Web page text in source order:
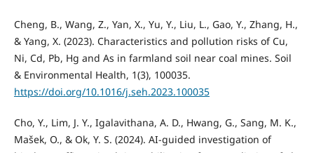
Cheng, B., Wang, Z., Yan, X., Yu, Y., Liu, L., Gao, Y., Zhang, H.,
& Yang, X. (2023). Characteristics and pollution risks of Cu,
Ni, Cd, Pb, Hg and As in farmland soil near coal mines. Soil
& Environmental Health, 1(3), 100035.
https://doi.org/10.1016/j.seh.2023.100035
Cho, Y., Lim, J. Y., Igalavithana, A. D., Hwang, G., Sang, M. K.,
Mašek, O., & Ok, Y. S. (2024). AI-guided investigation of